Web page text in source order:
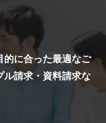
的に合った最適なご
ル請求・資料請求な